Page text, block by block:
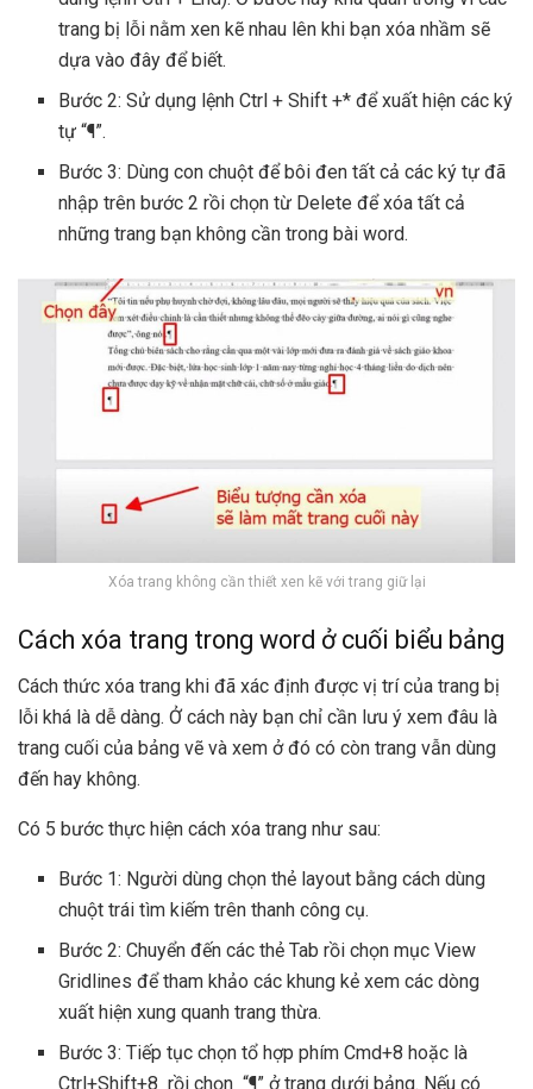
trang bị lỗi nằm xen kẽ nhau lên khi bạn xóa nhầm sẽ
dựa vào đây để biết.
Bước 2: Sử dụng lệnh Ctrl + Shift +* để xuất hiện các ký
tự “¶”.
Bước 3: Dùng con chuột để bôi đen tất cả các ký tự đã
nhập trên bước 2 rồi chọn từ Delete để xóa tất cả
những trang bạn không cần trong bài word.
Xóa trang không cần thiết xen kẽ với trang giữ lại
Cách xóa trang trong word ở cuối biểu bảng
Cách thức xóa trang khi đã xác định được vị trí của trang bị
lỗi khá là dễ dàng. Ở cách này bạn chỉ cần lưu ý xem đâu là
trang cuối của bảng vẽ và xem ở đó có còn trang vẫn dùng
đến hay không.
Có 5 bước thực hiện cách xóa trang như sau:
Bước 1: Người dùng chọn thẻ layout bằng cách dùng
chuột trái tìm kiếm trên thanh công cụ.
Bước 2: Chuyển đến các thẻ Tab rồi chọn mục View
Gridlines để tham khảo các khung kẻ xem các dòng
xuất hiện xung quanh trang thừa.
Bước 3: Tiếp tục chọn tổ hợp phím Cmd+8 hoặc là
Ctrl+Shift+8 rồi chọn “¶” ở trang dưới bảng. Nếu có